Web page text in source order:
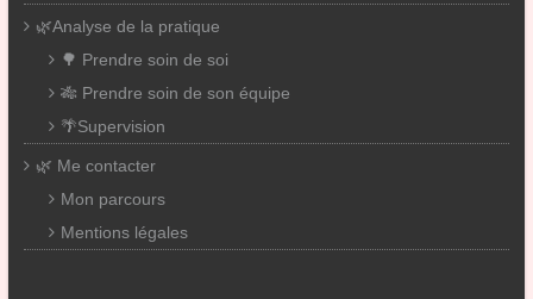
🌿Analyse de la pratique
🌳 Prendre soin de soi
🎋 Prendre soin de son équipe
🌴Supervision
🌿 Me contacter
Mon parcours
Mentions légales